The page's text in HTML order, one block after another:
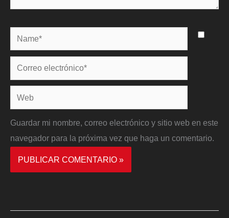
Name*
Correo
electrónico*
Web
Guardar mi nombre, correo electrónico y sitio web en este
navegador para la próxima vez que haga un comentario.